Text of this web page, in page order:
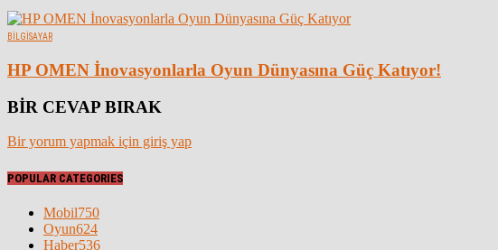
BILGISAYAR
HP OMEN İnovasyonlarla Oyun Dünyasına Güç Katıyor!
BİR CEVAP BIRAK
Bir yorum yapmak için giriş yap
POPULAR CATEGORIES
Mobil750
Oyun624
Haber536